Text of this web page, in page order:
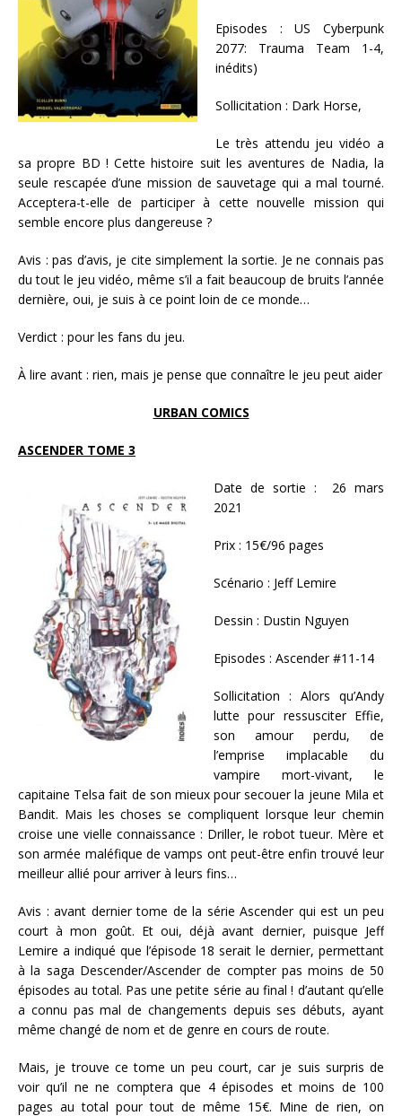
Episodes :US Cyberpunk
2077: Trauma Team 1-4,
inédits)
Sollicitation : Dark Horse,
Le très attendu jeu vidéo a
sa propre BD ! Cette histoire suit les aventures de Nadia, la
seule rescapée d’une mission de sauvetage qui a mal tourné.
Acceptera-t-elle de participer à cette nouvelle mission qui
semble encore plus dangereuse ?
Avis : pas d’avis, je cite simplement la sortie. Je ne connais pas
du tout le jeu vidéo, même s’il a fait beaucoup de bruits l’année
dernière, oui, je suis à ce point loin de ce monde…
Verdict : pour les fans du jeu.
À lire avant : rien, mais je pense que connaître le jeu peut aider
URBAN COMICS
ASCENDER TOME 3
Date de sortie : 26 mars
2021
Prix : 15€/96 pages
Scénario : Jeff Lemire
Dessin : Dustin Nguyen
Episodes : Ascender #11-14
Sollicitation : Alors qu’Andy
lutte pour ressusciter Effie,
son amour perdu, de
l’emprise implacable du
vampire mort-vivant, le
capitaine Telsa fait de son mieux pour secouer la jeune Mila et
Bandit. Mais les choses se compliquent lorsque leur chemin
croise une vielle connaissance : Driller, le robot tueur. Mère et
son armée maléfique de vamps ont peut-être enfin trouvé leur
meilleur allié pour arriver à leurs fins…
Avis : avant dernier tome de la série Ascender qui est un peu
court à mon goût. Et oui, déjà avant dernier, puisque Jeff
Lemire a indiqué que l’épisode 18 serait le dernier, permettant
à la saga Descender/Ascender de compter pas moins de 50
épisodes au total. Pas une petite série au final ! d’autant qu’elle
a connu pas mal de changements depuis ses débuts, ayant
même changé de nom et de genre en cours de route.
Mais, je trouve ce tome un peu court, car je suis surpris de
voir qu’il ne ne comptera que 4 épisodes et moins de 100
pages au total pour tout de même 15€. Mine de rien, on